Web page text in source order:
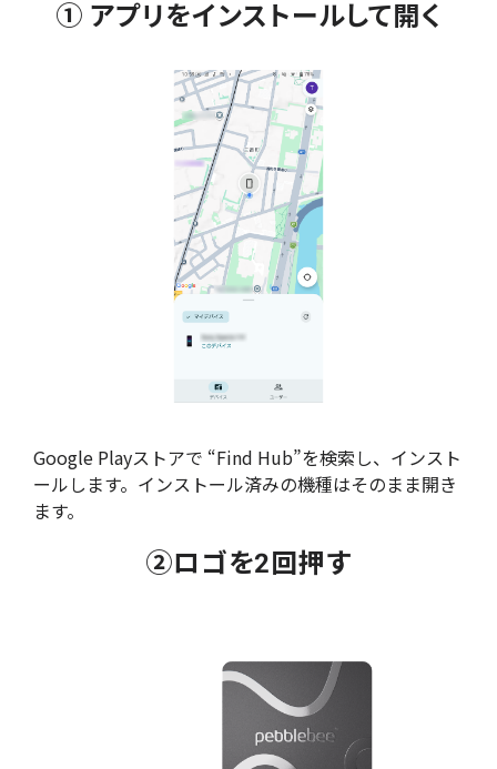
① アプリをインストールして開く
Google Playストアで “Find Hub”を検索し、インスト
ールします。インストール済みの機種はそのまま開き
ます。
②ロゴを2回押す